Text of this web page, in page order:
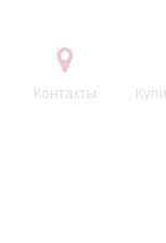
Контакты